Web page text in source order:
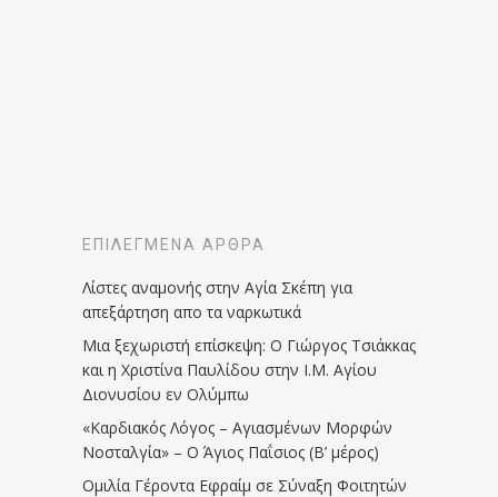
ΕΠΙΛΕΓΜΈΝΑ ΆΡΘΡΑ
Λίστες αναμονής στην Αγία Σκέπη για
απεξάρτηση απο τα ναρκωτικά
Μια ξεχωριστή επίσκεψη: Ο Γιώργος Τσιάκκας
και η Χριστίνα Παυλίδου στην Ι.Μ. Αγίου
Διονυσίου εν Ολύμπω
«Καρδιακός Λόγος – Αγιασμένων Μορφών
Νοσταλγία» – Ο Άγιος Παΐσιος (Β’ μέρος)
Ομιλία Γέροντα Εφραίμ σε Σύναξη Φοιτητών